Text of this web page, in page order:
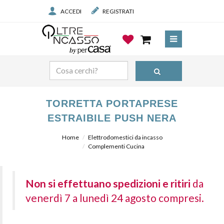
ACCEDI REGISTRATI
TORRETTA PORTAPRESE
ESTRAIBILE PUSH NERA
Home
Elettrodomestici da incasso
Complementi Cucina
Non si effettuano spedizioni e ritiri da
venerdì 7 a lunedì 24 agosto compresi.